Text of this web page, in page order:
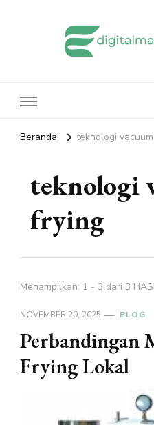
Beranda teknologi
teknologi
frying
Menampilkan: 1 - 3 dari 3
NOVEMBER 20, 2025 BLOG
Perbandingan
Frying Lokal